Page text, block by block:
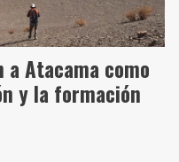
Atacama como
y la formación